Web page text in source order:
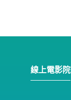
線上電影院